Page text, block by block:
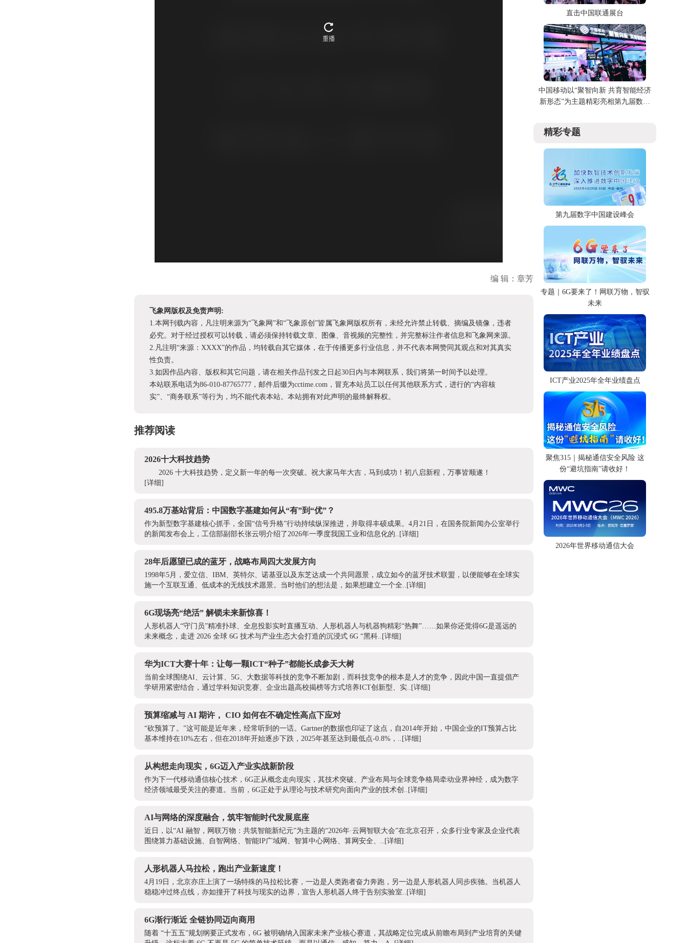
编 辑：章芳
飞象网版权及免责声明:
1.本网刊载内容，凡注明来源为“飞象网”和“飞象原创”皆属飞象网版权所有，未经允许禁止转载、摘编及镜像，违者
必究。对于经过授权可以转载，请必须保持转载文章、图像、音视频的完整性，并完整标注作者信息和飞象网来源。
2.凡注明“来源：XXXX”的作品，均转载自其它媒体，在于传播更多行业信息，并不代表本网赞同其观点和对其真实
性负责。
3.如因作品内容、版权和其它问题，请在相关作品刊发之日起30日内与本网联系，我们将第一时间予以处理。
本站联系电话为86-010-87765777，邮件后缀为cctime.com，冒充本站员工以任何其他联系方式，进行的“内容核
实”、“商务联系”等行为，均不能代表本站。本站拥有对此声明的最终解释权。
推荐阅读
2026十大科技趋势
2026 十大科技趋势，定义新一年的每一次突破。祝大家马年大吉，马到成功！初八启新程，万事皆顺遂！
[详细]
495.8万基站背后：中国数字基建如何从“有”到“优”？
作为新型数字基建核心抓手，全国“信号升格”行动持续纵深推进，并取得丰硕成果。4月21日，在国务院新闻办公室举行
的新闻发布会上，工信部副部长张云明介绍了2026年一季度我国工业和信息化的.. [详细]
28年后愿望已成的蓝牙，战略布局四大发展方向
1998年5月，爱立信、IBM、英特尔、诺基亚以及东芝达成一个共同愿景，成立如今的蓝牙技术联盟，以便能够在全球实
施一个互联互通、低成本的无线技术愿景。当时他们的想法是，如果想建立一个全.. [详细]
6G现场亮“绝活” 解锁未来新惊喜！
人形机器人“守门员”精准扑球、全息投影实时直播互动、人形机器人与机器狗精彩“热舞”……如果你还觉得6G是遥远的
未来概念，走进 2026 全球 6G 技术与产业生态大会打造的沉浸式 6G “黑科.. [详细]
华为ICT大赛十年：让每一颗ICT“种子”都能长成参天大树
当前全球围绕AI、云计算、5G、大数据等科技的竞争不断加剧，而科技竞争的根本是人才的竞争，因此中国一直提倡产
学研用紧密结合，通过学科知识竞赛、企业出题高校揭榜等方式培养ICT创新型、实.. [详细]
预算缩减与 AI 期许， CIO 如何在不确定性高点下应对
“砍预算了。”这可能是近年来，经常听到的一话。Gartner的数据也印证了这点，自2014年开始，中国企业的IT预算占比
基本维持在10%左右，但在2018年开始逐步下跌，2025年甚至达到最低点-0.8%，.. [详细]
从构想走向现实，6G迈入产业实战新阶段
作为下一代移动通信核心技术，6G正从概念走向现实，其技术突破、产业布局与全球竞争格局牵动业界神经，成为数字
经济领域最受关注的赛道。当前，6G正处于从理论与技术研究向面向产业的技术创.. [详细]
AI与网络的深度融合，筑牢智能时代发展底座
近日，以“AI 融智，网联万物：共筑智能新纪元”为主题的“2026年·云网智联大会”在北京召开，众多行业专家及企业代表
围绕算力基础设施、自智网络、智能IP广域网、智算中心网络、算网安全、.. [详细]
人形机器人马拉松，跑出产业新速度！
4月19日，北京亦庄上演了一场特殊的马拉松比赛，一边是人类跑者奋力奔跑，另一边是人形机器人同步疾驰。当机器人
稳稳冲过终点线，亦如撞开了科技与现实的边界，宣告人形机器人终于告别实验室.. [详细]
6G渐行渐近 全链协同迈向商用
随着 “十五五”规划纲要正式发布，6G 被明确纳入国家未来产业核心赛道，其战略定位完成从前瞻布局到产业培育的关键
直击中国联通展台
中国移动以“聚智向新 共育智能经济
新形态”为主题精彩亮相第九届数字
精彩专题
第九届数字中国建设峰会
专题｜6G要来了！网联万物，智驭
未来
ICT产业2025年全年业绩盘点
聚焦315｜揭秘通信安全风险 这
份“避坑指南”请收好！
2026年世界移动通信大会